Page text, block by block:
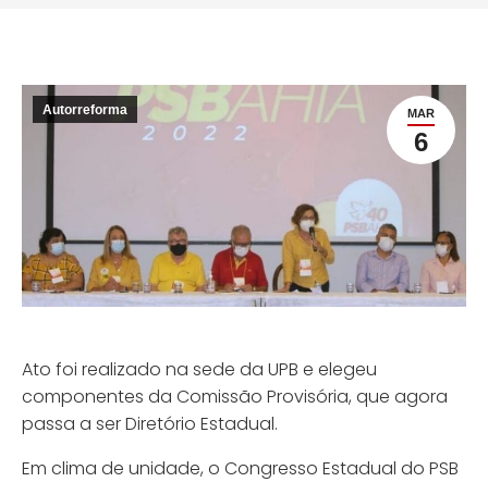
MAR
6
Autorreforma
Ato foi realizado na sede da UPB e elegeu
componentes da Comissão Provisória, que agora
passa a ser Diretório Estadual.
Em clima de unidade, o Congresso Estadual do PSB